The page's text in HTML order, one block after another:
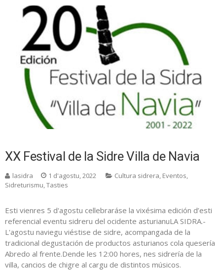
XX Festival de la Sidre Villa de Navia
lasidra 1 d'agostu, 2022 Cultura sidrera, Eventos,
Sidreturismu,Tasties
Esti vienres 5 d'agostu cellebraráse la vixésima edición d’esti
referencial eventu sidreru del ocidente asturianuLA SIDRA.-
L'agostu naviegu viéstise de sidre, acompangada de la
tradicional degustación de productos asturianos cola quesería
Abredo al frente.Dende les 12:00 hores, nes sidrería de la
villa, cancios de chigre al cargu de distintos músicos.